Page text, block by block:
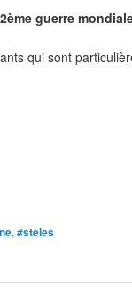
guerre
qui sont
, #steles